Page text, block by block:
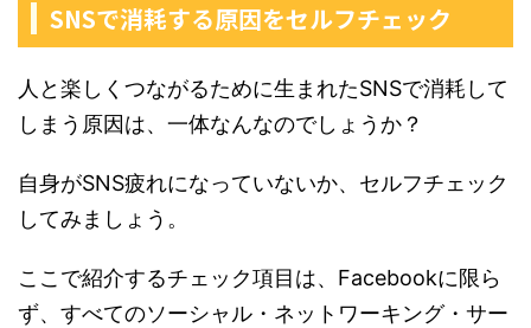
SNSで消耗する原因をセルフチェック
人と楽しくつながるために生まれたSNSで消耗して
しまう原因は、一体なんなのでしょうか？
自身がSNS疲れになっていないか、セルフチェック
してみましょう。
ここで紹介するチェック項目は、Facebookに限ら
ず、すべてのソーシャル・ネットワーキング・サー